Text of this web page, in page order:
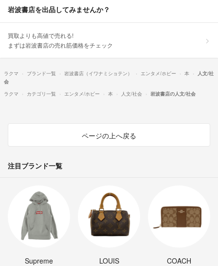
岩波書店を出品してみませんか？
買取よりも高値で売れる!
まずは岩波書店の売れ筋価格をチェック
ラクマ ブランド一覧 岩波書店（イワナミショテン） エンタメ/ホビー 本
人文/社
会
ラクマ
カテゴリ一覧 エンタメ/ホビー 本 人文/社会 岩波書店の人文/社会
ページの上へ戻る
注目ブランド一覧
Supreme
LOUIS
COACH